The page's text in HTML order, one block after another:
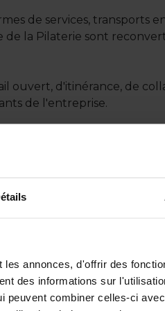
annonces, d'offrir des
des informations sur
peuvent combiner celles-ci
de services, transports
la Pilaterie sont
ouvert, d'itinérance, de
de l'entreprise.
vous présente les